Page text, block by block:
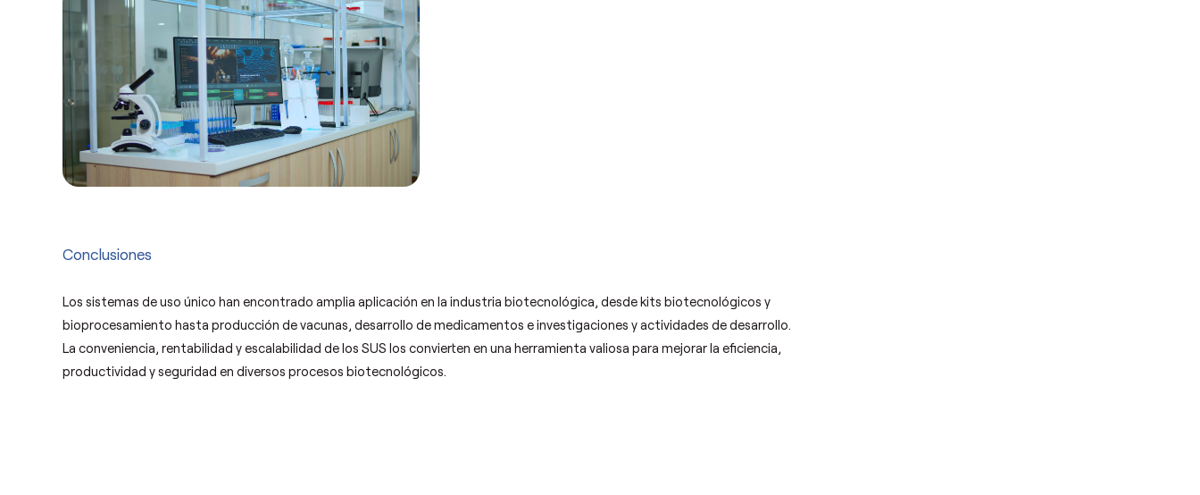
Conclusiones
Los sistemas de uso único han encontrado amplia aplicación en la industria biotecnológica, desde kits biotecnológicos y
bioprocesamiento hasta producción de vacunas, desarrollo de medicamentos e investigaciones y actividades de desarrollo.
La conveniencia, rentabilidad y escalabilidad de los SUS los convierten en una herramienta valiosa para mejorar la eficiencia,
productividad y seguridad en diversos procesos biotecnológicos.